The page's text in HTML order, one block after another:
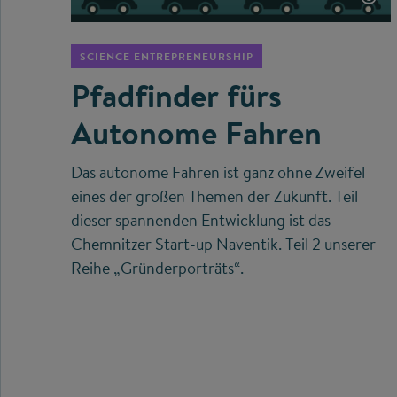
SCIENCE ENTREPRENEURSHIP
Pfadfinder fürs
Autonome Fahren
Das autonome Fahren ist ganz ohne Zweifel
eines der großen Themen der Zukunft. Teil
dieser spannenden Entwicklung ist das
Chemnitzer Start-up Naventik. Teil 2 unserer
Reihe „Gründerporträts“.